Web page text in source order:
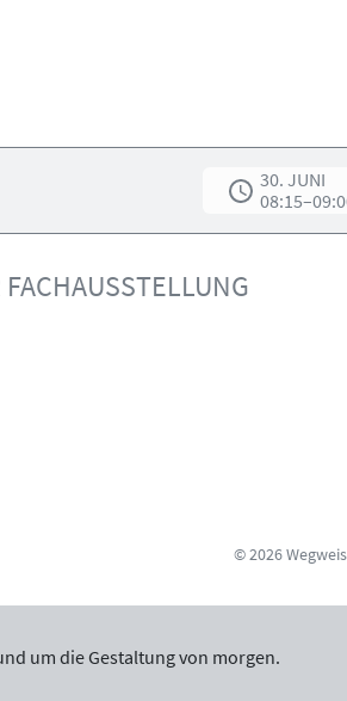
30. JUNI
08:15–
© 2026
um die Gestaltung von morgen.